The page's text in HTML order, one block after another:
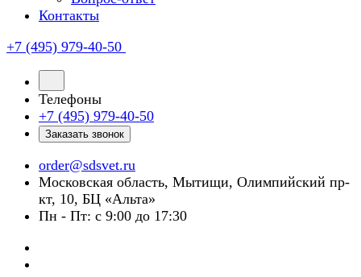
Контакты
+7 (495) 979-40-50
Телефоны
+7 (495) 979-40-50
Заказать звонок
order@sdsvet.ru
Московская область, Мытищи, Олимпийский пр-
кт, 10, БЦ «Альта»
Пн - Пт: с 9:00 до 17:30